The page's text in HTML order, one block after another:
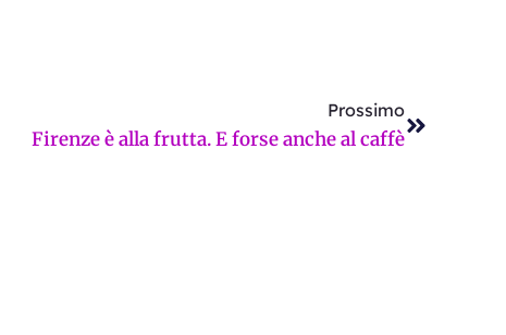
Prossimo
Firenze è alla frutta. E forse anche al caffè